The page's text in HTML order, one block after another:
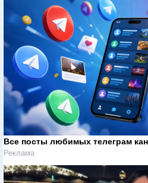
Все посты любимых телеграм
Реклама